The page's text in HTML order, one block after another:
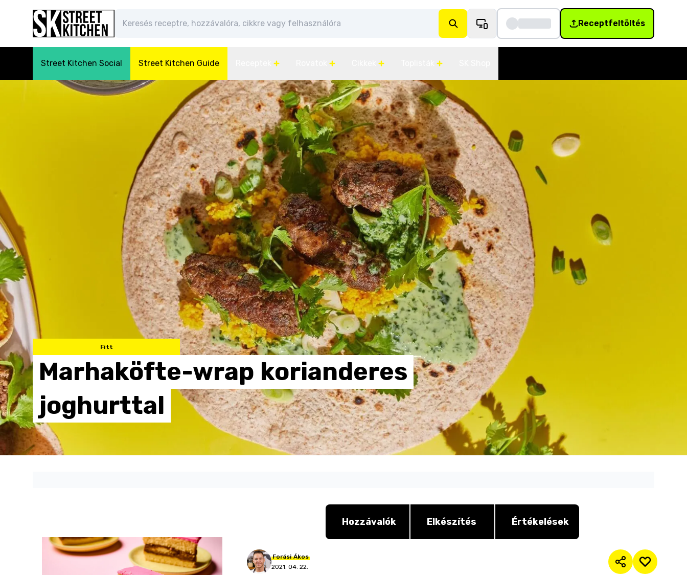
Receptfeltöltés
Street Kitchen Social Street Kitchen Guide
Fitt
Marhaköfte-wrap korianderes
joghurttal
Hozzávalók Elkészítés Értékelések
Forási Ákos
2021. 04. 22.